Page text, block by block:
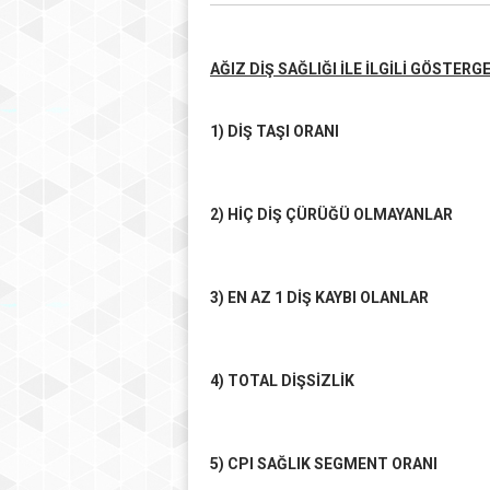
AĞIZ DİŞ SAĞLIĞI İLE İLGİLİ
1) DİŞ TAŞI ORANI
2) HİÇ DİŞ ÇÜRÜĞÜ OLMAYANLAR
3) EN AZ 1 DİŞ KAYBI OLANLAR
4) TOTAL DİŞSİZLİK
5) CPI SAĞLIK SEGMENT ORANI